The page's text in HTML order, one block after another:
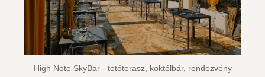
High Note SkyBar - tetőterasz, koktélbár, rendezvény